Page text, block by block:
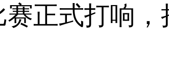
正式打响，